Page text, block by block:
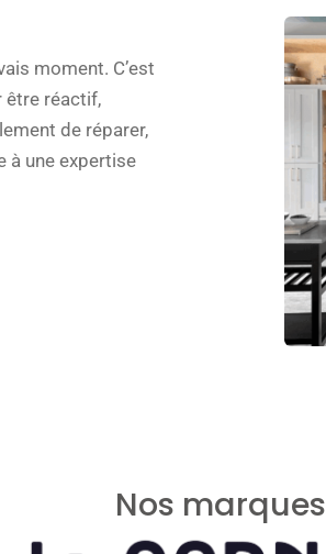
moment. C’est
être réactif,
de réparer,
à une expertise
Nos marques